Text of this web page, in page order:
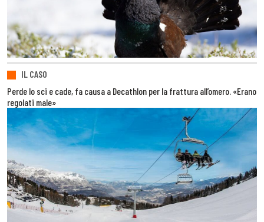
IL CASO
Perde lo sci e cade, fa causa a Decathlon per la frattura all’omero. «Erano
regolati male»